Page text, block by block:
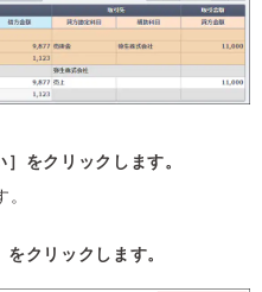
］をクリックします。
をクリックします。